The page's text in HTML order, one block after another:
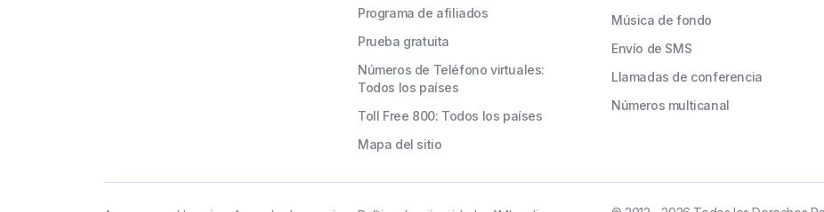
Programa de afiliados
Prueba gratuita
Números de Teléfono virtuales:
Todos los países
Toll Free 800: Todos los países
Mapa del sitio
Música de fondo
Envío de SMS
Llamadas de conferencia
Números multicanal